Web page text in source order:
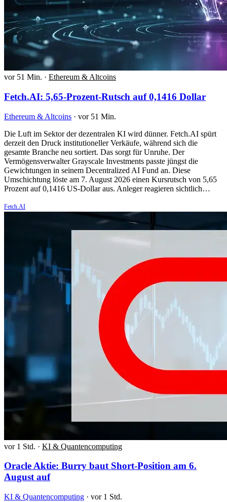
vor 51 Min. · Ethereum & Altcoins
Fetch.AI: 5,65-Prozent-Rutsch auf 0,1416 Dollar
Ethereum & Altcoins · vor 51 Min.
Die Luft im Sektor der dezentralen KI wird dünner. Fetch.AI spürt
derzeit den Druck institutioneller Verkäufe, während sich die
gesamte Branche neu sortiert. Das sorgt für Unruhe. Der
Vermögensverwalter Grayscale Investments passte jüngst die
Gewichtungen in seinem Decentralized AI Fund an. Diese
Umschichtung löste am 7. August 2026 einen Kursrutsch von 5,65
Prozent auf 0,1416 US-Dollar aus. Anleger reagieren sichtlich…
Fetch.AI
vor 1 Std. · KI & Quantencomputing
Oracle Aktie: Burry baut Short-Position am 6.
August auf
KI & Quantencomputing · vor 1 Std.